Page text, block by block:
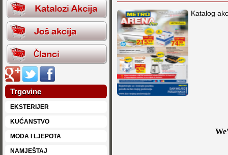
Trgovine
EKSTERIJER
KUĆANSTVO
MODA I LJEPOTA
NAMJEŠTAJ
Katalog